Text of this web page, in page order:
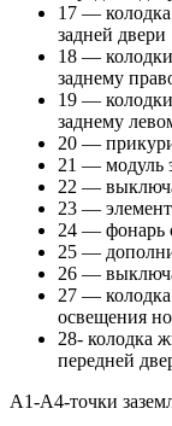
17 — колодка
задней двери
18 — колодки
заднему
19 — колодки
заднему
20 —
21 — модуль
22 —
23 — элемент
24 — фонарь
25 —
26 —
27 — колодка
освещения
28- колодка
передней
А1-А4-точки